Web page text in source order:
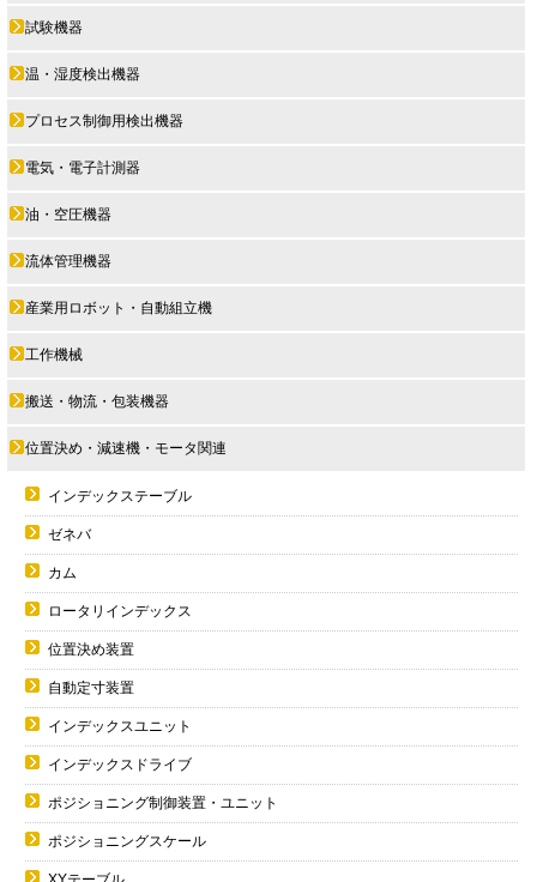
試験機器
温・湿度検出機器
プロセス制御用検出機器
電気・電子計測器
油・空圧機器
流体管理機器
産業用ロボット・自動組立機
工作機械
搬送・物流・包装機器
位置決め・減速機・モータ関連
インデックステーブル
ゼネバ
カム
ロータリインデックス
位置決め装置
自動定寸装置
インデックスユニット
インデックスドライブ
ポジショニング制御装置・ユニット
ポジショニングスケール